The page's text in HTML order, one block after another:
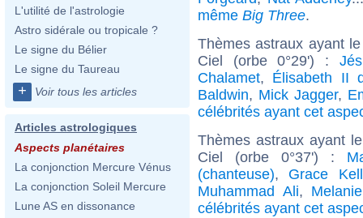
L'utilité de l'astrologie
Astro sidérale ou tropicale ?
Le signe du Bélier
Le signe du Taureau
+ Voir tous les articles
Articles astrologiques
Aspects planétaires
La conjonction Mercure Vénus
La conjonction Soleil Mercure
Lune AS en dissonance
même Big Three.
Thèmes astraux ayant
Ciel (orbe 0°29') :
Chalamet, Élisabeth II
Baldwin, Mick Jagger,
célébrités ayant cet
Thèmes astraux ayant
Ciel (orbe 0°37') :
(chanteuse), Grace
Muhammad Ali,
célébrités ayant cet